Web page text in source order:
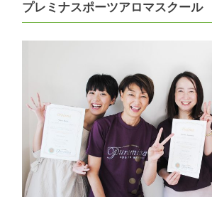
プレミナスポーツアロマスクール